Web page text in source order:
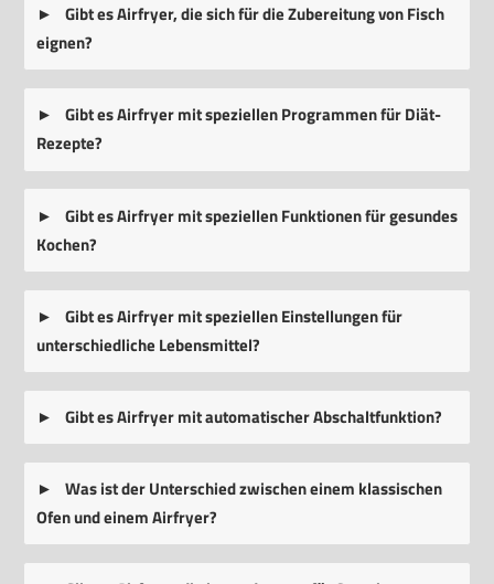
Gibt es Airfryer, die sich für die Zubereitung von Fisch
eignen?
Gibt es Airfryer mit speziellen Programmen für Diät-
Rezepte?
Gibt es Airfryer mit speziellen Funktionen für gesundes
Kochen?
Gibt es Airfryer mit speziellen Einstellungen für
unterschiedliche Lebensmittel?
Gibt es Airfryer mit automatischer Abschaltfunktion?
Was ist der Unterschied zwischen einem klassischen
Ofen und einem Airfryer?